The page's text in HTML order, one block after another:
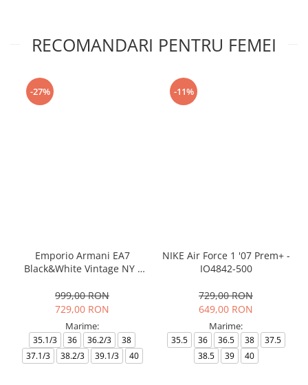
RECOMANDARI PENTRU FEMEI
-27%
Emporio Armani EA7
Black&White Vintage NY -
999,00 RON
729,00 RON
Marime:
35.1/3 36 36.2/3
38
37.1/3
38.2/3 39.1/3 40
-11%
NIKE Air Force 1 '07 Prem+ -
IO4842-500
729,00 RON
649,00 RON
Marime:
35.5 36 36.5 38
37.5
38.5
39 40